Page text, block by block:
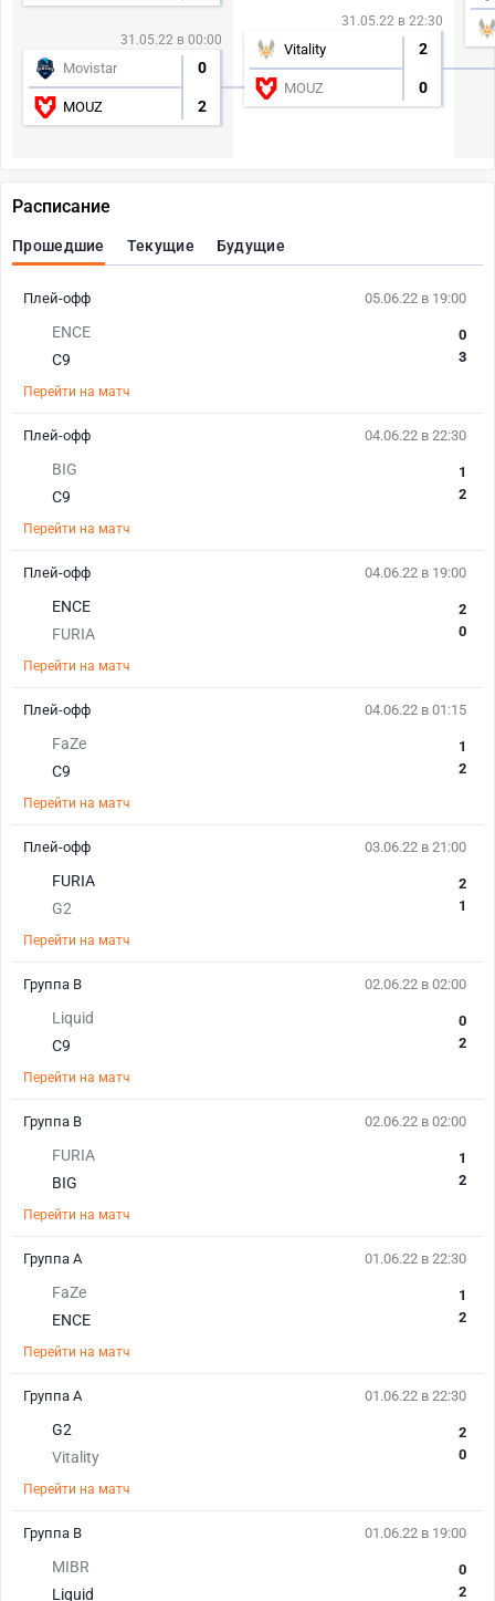
31.05.22 в 00:00
Movistar 0
MOUZ 2
31.05.22 в 22:30
Vitality 2
MOUZ 0
Расписание
Прошедшие Текущие Будущие
05.06.22 в 19:00
ENCE
C9
0
3
Перейти на матч
Плей-офф
04.06.22 в 22:30
BIG
C9
1
2
Перейти на матч
Плей-офф
04.06.22 в 19:00
ENCE
FURIA
2
0
Перейти на матч
Плей-офф
04.06.22 в 01:15
FaZe
C9
1
2
Перейти на матч
Плей-офф
03.06.22 в 21:00
FURIA
G2
2
1
Перейти на матч
Плей-офф
02.06.22 в 02:00
Liquid
C9
0
2
Перейти на матч
Группа B
02.06.22 в 02:00
FURIA
BIG
1
2
Перейти на матч
Группа B
01.06.22 в 22:30
FaZe
ENCE
1
2
Перейти на матч
Группа A
01.06.22 в 22:30
G2
Vitality
2
0
Перейти на матч
Группа A
01.06.22 в 19:00
MIBR
Liquid
0
2
Группа B